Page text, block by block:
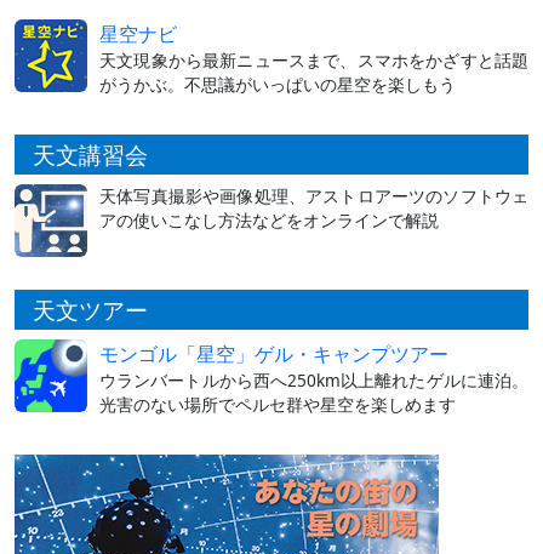
星空ナビ
天文現象から最新ニュースまで、スマホをかざすと話題
がうかぶ。不思議がいっぱいの星空を楽しもう
天文講習会
天体写真撮影や画像処理、アストロアーツのソフトウェ
アの使いこなし方法などをオンラインで解説
天文ツアー
モンゴル「星空」ゲル・キャンプツアー
ウランバートルから西へ250km以上離れたゲルに連泊。
光害のない場所でペルセ群や星空を楽しめます